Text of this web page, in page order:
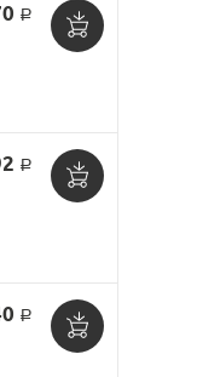
Р
Р
Р